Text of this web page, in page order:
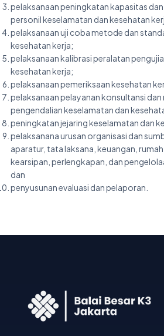
pelaksanaan peningkatan kapasitas
personil keselamatan dan kesehatan
pelaksanaan uji coba metode dan
kesehatan kerja;
pelaksanaan kalibrasi peralatan
kesehatan kerja;
pelaksanaan pemeriksaan kesehatan
pelaksanaan pelayanan konsultansi
pengendalian keselamatan dan
peningkatan jejaring keselamatan dan
pelaksanana urusan organisasi dan
aparatur, tata laksana, keuangan,
kearsipan, perlengkapan, dan
dan
penyusunan evaluasi dan pelaporan.